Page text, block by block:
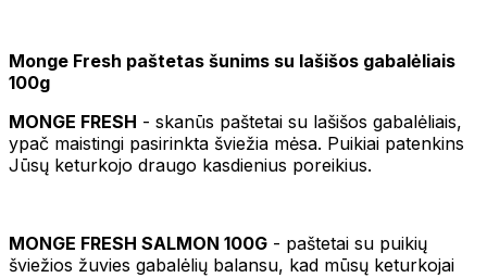
Monge Fresh paštetas šunims su lašišos gabalėliais
100g
MONGE FRESH - skanūs paštetai su lašišos gabalėliais,
ypač maistingi pasirinkta šviežia mėsa. Puikiai patenkins
Jūsų keturkojo draugo kasdienius poreikius.
MONGE FRESH SALMON 100G - paštetai su puikių
šviežios žuvies gabalėlių balansu, kad mūsų keturkojai